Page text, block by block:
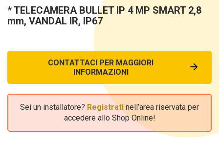
* TELECAMERA BULLET IP 4 MP SMART 2,8
mm, VANDAL IR, IP67
CONTATTACI PER MAGGIORI
INFORMAZIONI
Sei un installatore? Registrati nell’area riservata per
accedere allo Shop Online!